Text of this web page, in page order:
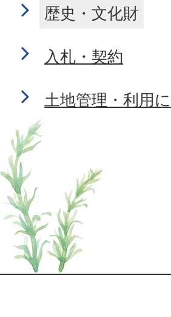
歴史・文化財
入札・契約
土地管理・利用
ページの先頭へ